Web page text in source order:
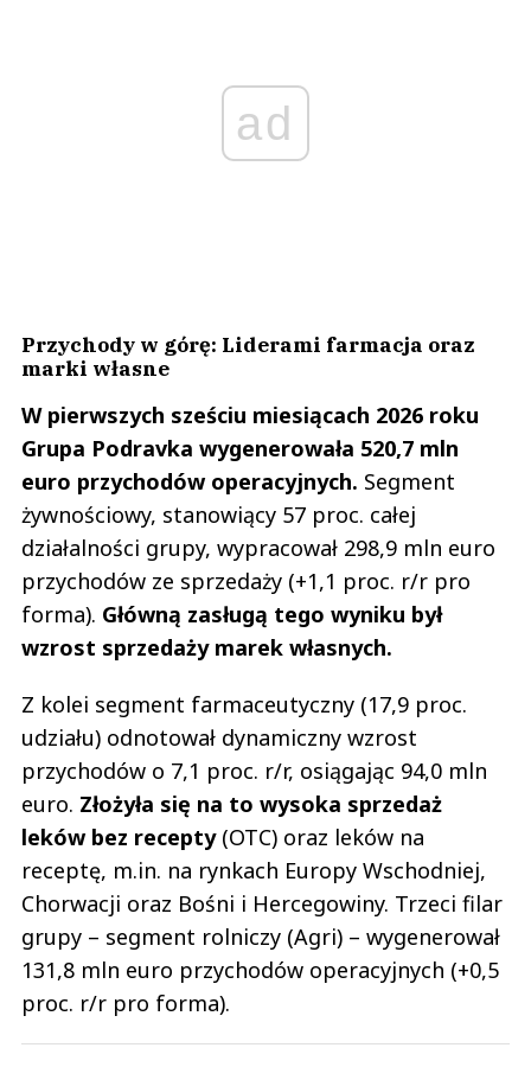
ad
Przychody w górę: Liderami farmacja oraz
marki własne
W pierwszych sześciu miesiącach 2026 roku
Grupa Podravka wygenerowała 520,7 mln
euro przychodów operacyjnych. Segment
żywnościowy, stanowiący 57 proc. całej
działalności grupy, wypracował 298,9 mln euro
przychodów ze sprzedaży (+1,1 proc. r/r pro
forma). Główną zasługą tego wyniku był
wzrost sprzedaży marek własnych.
Z kolei segment farmaceutyczny (17,9 proc.
udziału) odnotował dynamiczny wzrost
przychodów o 7,1 proc. r/r, osiągając 94,0 mln
euro. Złożyła się na to wysoka sprzedaż
leków bez recepty(OTC) oraz leków na
receptę, m.in. na rynkach Europy Wschodniej,
Chorwacji oraz Bośni i Hercegowiny. Trzeci filar
grupy – segment rolniczy (Agri) – wygenerował
131,8 mln euro przychodów operacyjnych (+0,5
proc. r/r pro forma).